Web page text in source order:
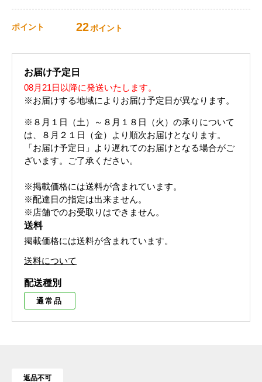
ポイント 22ポイント
お届け予定日
08月21日以降に発送いたします。
※お届けする地域によりお届け予定日が異なります。
※８月１日（土）～８月１８日（火）の承りについて
は、８月２１日（金）より順次お届けとなります。
「お届け予定日」より遅れてのお届けとなる場合がご
ざいます。ご了承ください。
※掲載価格には送料が含まれています。
※配達日の指定は出来ません。
※店舗でのお受取りはできません。
送料
掲載価格には送料が含まれています。
送料について
配送種別
通常品
返品不可